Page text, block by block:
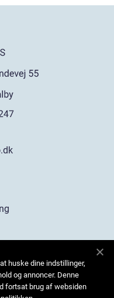
huske dine indstillinger,
og annoncer. Denne
fortsat brug af websiden